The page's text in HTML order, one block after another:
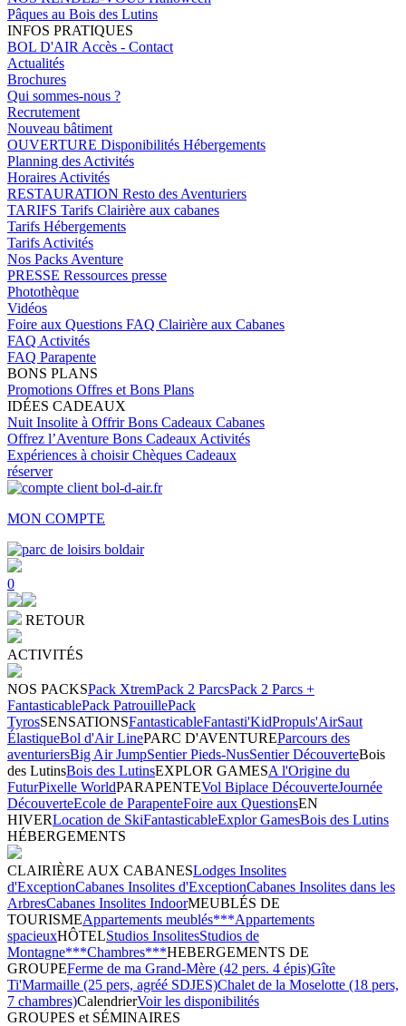
Pâques au Bois des Lutins
INFOS PRATIQUES
BOL D'AIR Accès - Contact
Actualités
Brochures
Qui sommes-nous ?
Recrutement
Nouveau bâtiment
OUVERTURE Disponibilités Hébergements
Planning des Activités
Horaires Activités
RESTAURATION Resto des Aventuriers
TARIFS Tarifs Clairière aux cabanes
Tarifs Hébergements
Tarifs Activités
Nos Packs Aventure
PRESSE Ressources presse
Photothèque
Vidéos
Foire aux Questions FAQ Clairière aux Cabanes
FAQ Activités
FAQ Parapente
BONS PLANS
Promotions Offres et Bons Plans
IDÉES CADEAUX
Nuit Insolite à OffrirBons Cadeaux Cabanes
Offrez l’Aventure Bons Cadeaux Activités
Expériences à choisirChèques Cadeaux
réserver
MON COMPTE
0
RETOUR
ACTIVITÉS
NOS PACKSPack XtremPack 2 ParcsPack 2 Parcs +
FantasticablePack PatrouillePack
TyrosSENSATIONSFantasticableFantasti'KidPropuls'AirSaut
ÉlastiqueBol d'Air LinePARC D'AVENTUREParcours des
aventuriersBig Air JumpSentier Pieds-NusSentier DécouverteBois
des LutinsBois des LutinsEXPLOR GAMESA l'Origine du
FuturPixelle WorldPARAPENTEVol Biplace DécouverteJournée
DécouverteEcole de ParapenteFoire aux QuestionsEN
HIVERLocation de SkiFantasticableExplor GamesBois des Lutins
HÉBERGEMENTS
CLAIRIÈRE AUX CABANESLodges Insolites
d'ExceptionCabanes Insolites d'ExceptionCabanes Insolites dans les
ArbresCabanes Insolites IndoorMEUBLÉS DE
TOURISMEAppartements meublés***Appartements
spacieuxHÔTELStudios InsolitesStudios de
Montagne***Chambres***HEBERGEMENTS DE
GROUPEFerme de ma Grand-Mère (42 pers. 4 épis)Gîte
Ti'Marmaille (25 pers, agréé SDJES)Chalet de la Moselotte (18 pers,
7 chambres)CalendrierVoir les disponibilités
GROUPES et SÉMINAIRES